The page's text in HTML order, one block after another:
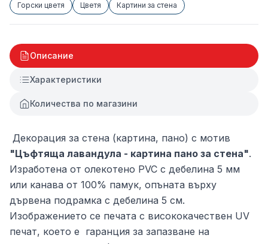
Горски цветя Цветя Картини за стена
Описание
Характеристики
Количества по магазини
Декорация за стена (картина, пано) с мотив
"Цъфтяща лавандула - картина пано за стена".
Изработена от олекотено PVC с дебелина 5 мм
или канава от 100% памук, опъната върху
дървена подрамка с дебелина 5 см.
Изображението се печата с висококачествен UV
печат, което е гаранция за запазване на